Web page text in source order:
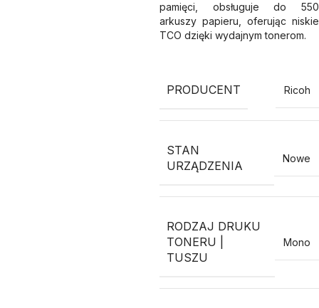
pamięci, obsługuje do 550
arkuszy papieru, oferując niskie
TCO dzięki wydajnym tonerom.
PRODUCENT Ricoh
STAN
URZĄDZENIA
Nowe
RODZAJ DRUKU
TONERU |
TUSZU
Mono